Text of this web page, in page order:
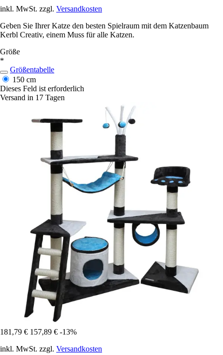
inkl. MwSt. zzgl. Versandkosten
Geben Sie Ihrer Katze den besten Spielraum mit dem Katzenbaum
Kerbl Creativ, einem Muss für alle Katzen.
Größe
*
Größentabelle
150 cm
Dieses Feld ist erforderlich
Versand in 17 Tagen
181,79 € 157,89 € -13%
inkl. MwSt. zzgl. Versandkosten